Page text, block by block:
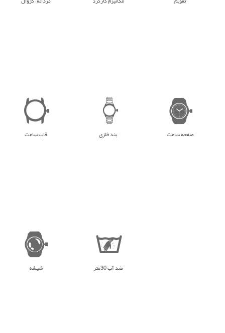
قاب ساعت بند فلزی صفحه ساعت
شیشه ضد آب 30متر